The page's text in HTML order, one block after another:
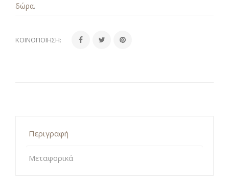
δώρα.
ΚΟΙΝΟΠΟΊΗΣΗ:
Περιγραφή
Μεταφορικά